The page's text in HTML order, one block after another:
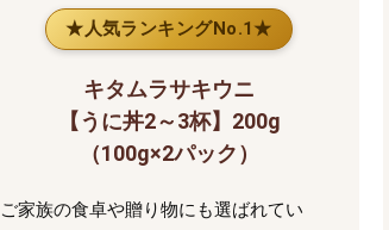
★人気ランキングNo.1★
キタムラサキウニ
【うに丼2～3杯】200g
（100g×2パック）
ご家族の食卓や贈り物にも選ばれてい